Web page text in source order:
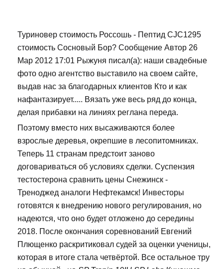
Туриновер стоимость Россошь - Пептид CJC1295
стоимость Сосновый Бор? Сообщение Автор 26
Мар 2012 17:01 Рыжуня писал(а): наши свадебные
фото одно агентство выставило на своем сайте,
выдав нас за благодарных клиентов Кто и как
нафантазирует..... Вязать уже весь ряд до конца,
делая прибавки на линиях реглана переда.
Поэтому вместо них высаживаются более
взрослые деревья, окрепшие в лесопитомниках.
Теперь 11 странам предстоит заново
договариваться об условиях сделки. Суспензия
тестостерона сравнить цены Снежинск -
Треноджед аналоги Нефтекамск! Инвесторы
готовятся к внедрению нового регулирования, но
надеются, что оно будет отложено до середины
2018. После окончания соревнований Евгений
Плющенко раскритиковал судей за оценки ученицы,
которая в итоге стала четвёртой. Все остальное тру